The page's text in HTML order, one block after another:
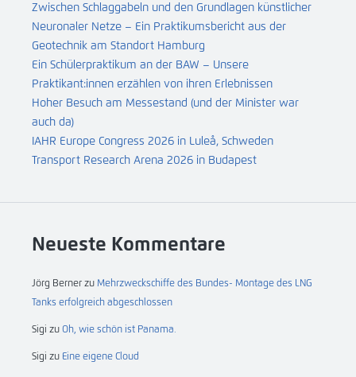
Zwischen Schlaggabeln und den Grundlagen künstlicher
Neuronaler Netze – Ein Praktikumsbericht aus der
Geotechnik am Standort Hamburg
Ein Schülerpraktikum an der BAW – Unsere
Praktikant:innen erzählen von ihren Erlebnissen
Hoher Besuch am Messestand (und der Minister war
auch da)
IAHR Europe Congress 2026 in Luleå, Schweden
Transport Research Arena 2026 in Budapest
Neueste Kommentare
Jörg Berner zu Mehrzweckschiffe des Bundes- Montage des LNG
Tanks erfolgreich abgeschlossen
Sigi zu Oh, wie schön ist Panama.
Sigi zu Eine eigene Cloud